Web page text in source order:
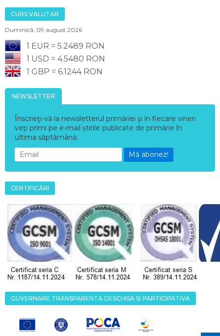
CURS VALUTAR
Duminică, 09 august 2026
1 EUR = 5.2489 RON
1 USD = 4.5480 RON
1 GBP = 6.1244 RON
NEWSLETTER
Înscrieţi-vă la newsletterul primăriei şi în fiecare vineri
veţi primi pe e-mail știrile publicate de primărie în
ultima săptâmână.
Mă abonez!
CERTIFICĂRI
GUVERNARE TRANSPARENTA DESCHISA SI PARTICIPATIVA